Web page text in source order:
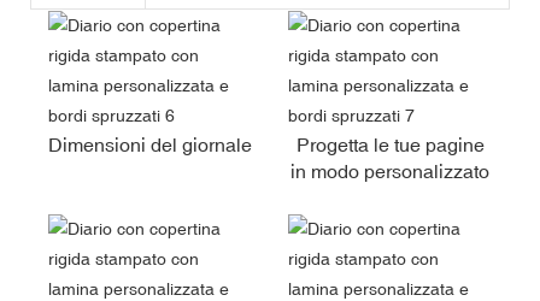
Dimensioni del giornale
Progetta le tue pagine
in modo personalizzato